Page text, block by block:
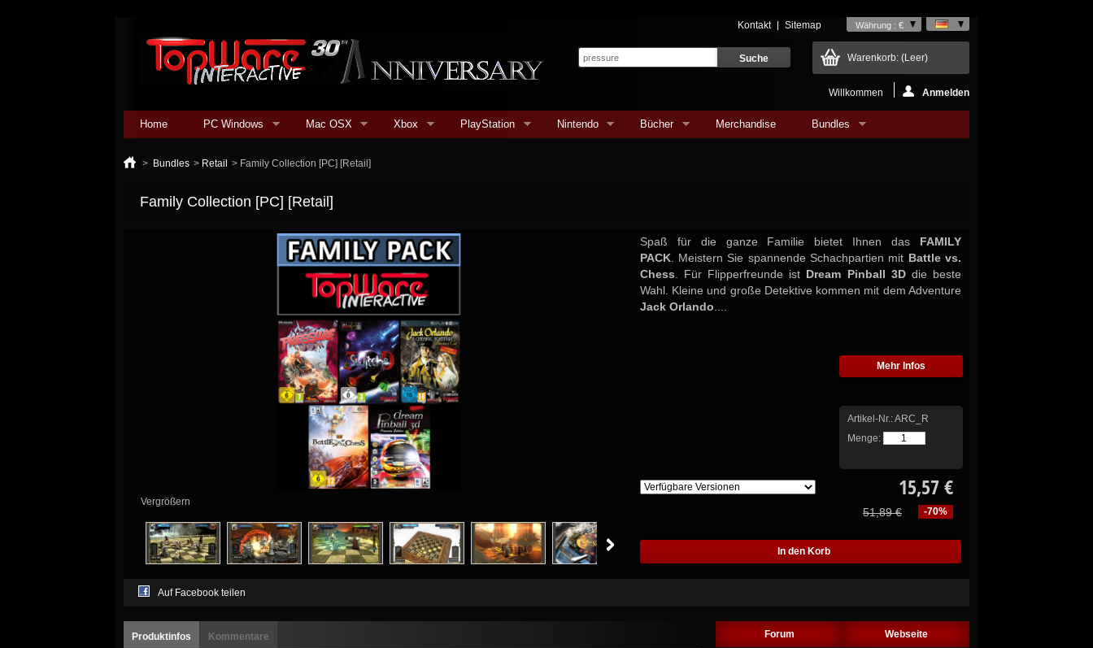
Währung : €
Kontakt Sitemap
Warenkorb: (Leer)
Willkommen Anmelden
Home PC Windows Mac OSX Xbox PlayStation Nintendo Bücher Merchandise Bundles
> Bundles > Retail > Family Collection [PC] [Retail]
Family Collection [PC] [Retail]
Vergrößern
Spaß für die ganze Familie bietet Ihnen das FAMILY
PACK. Meistern Sie spannende Schachpartien mit Battle vs.
Chess . Für Flipperfreunde ist Dream Pinball 3Ddie beste
Wahl. Kleine und große Detektive kommen mit dem Adventure
Jack Orlando
Mehr Infos
Artikel-Nr.:ARC_R
Menge:
15,57 €
-70%
51,89 €
Auf Facebook teilen
Produktinfos Kommentare Forum Webseite